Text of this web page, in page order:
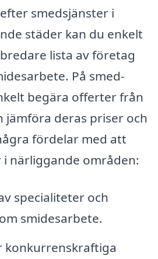
smedsjänster i
städer kan du enkelt
lista av företag
På smed-
begära offerter från
jämföra deras priser och
fördelar med att
närliggande områden:
specialiteter och
smidesarbete.
konkurrenskraftiga